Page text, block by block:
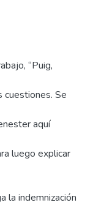
“Puig,
cuestiones. Se
aquí
luego explicar
la indemnización